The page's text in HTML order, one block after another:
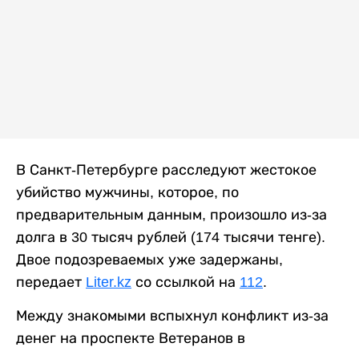
В Санкт-Петербурге расследуют жестокое
убийство мужчины, которое, по
предварительным данным, произошло из-за
долга в 30 тысяч рублей (174 тысячи тенге).
Двое подозреваемых уже задержаны,
передает Liter.kz со ссылкой на 112.
Между знакомыми вспыхнул конфликт из-за
денег на проспекте Ветеранов в